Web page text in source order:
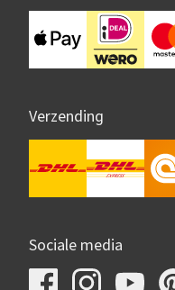
Verzending
Sociale media